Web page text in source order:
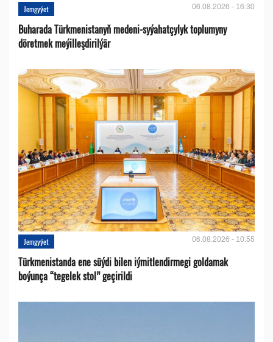
Jemgyýet 06.08.2026 - 16:30
Buharada Türkmenistanyň medeni-syýahatçylyk toplumyny
döretmek meýilleşdirilýär
Jemgyýet 06.08.2026 - 10:55
Türkmenistanda ene süýdi bilen iýmitlendirmegi goldamak
boýunça “tegelek stol” geçirildi